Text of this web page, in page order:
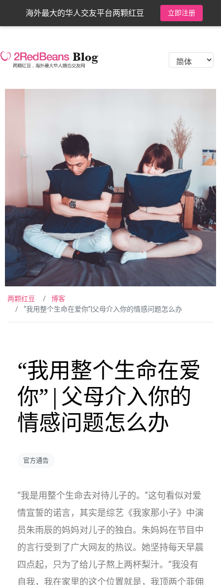
海外最大的华人交友平台两颗红豆 立即注册
两颗红豆
博客
“我用整个生命在爱你”|父母介入你的情感问题怎么办
“我用整个生命在爱
你”|父母介入你的
情感问题怎么办
官方通告
“我是用整个生命去对待儿子的。”这句看似对爱
情宣誓的诺言，其实是综艺《我家那小子》中演
员朱雨辰的妈妈对儿子的独白。朱妈妈在节目中
的言行受到了广大网友的热议。她坚持每天早晨
四点起，只为了给儿子熬上两杯梨汁。“我没有
自我，我在家里的这个位置就是，我顶两个菲佣